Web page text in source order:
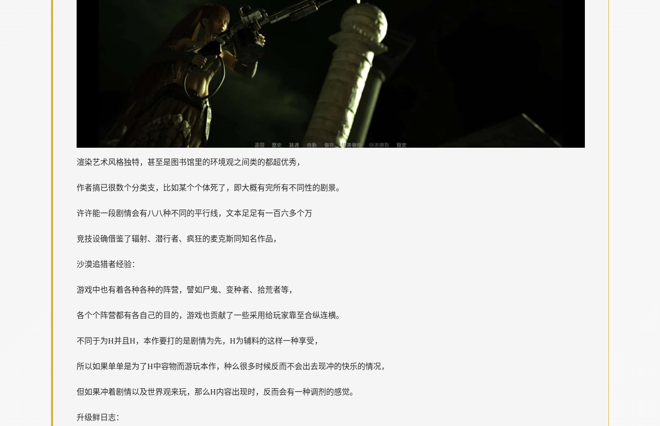
渲染艺术风格独特，甚至是图书馆里的环境观之间类的都超优秀，
作者搞已很数个分类支，比如某个个体死了，即大概有完所有不同性的剧景。
许许能一段剧情会有八八种不同的平行线，文本足足有一百六多个万
竞技设确借鉴了辐射、潜行者、疯狂的麦克斯同知名作品，
沙漠追猎者经验：
游戏中也有着各种各种的阵营，譬如尸鬼、变种者、拾荒者等，
各个个阵营都有各自己的目的，游戏也贡献了一些采用给玩家靠至合纵连横。
不同于为H并且H，本作要打的是剧情为先，H为辅料的这样一种享受，
所以如果单单是为了H中容物而游玩本作，种么很多时候反而不会出去现冲的快乐的情况，
但如果冲着剧情以及世界观来玩，那么H内容出现时，反而会有一种调剂的感觉。
升级鲜日志：